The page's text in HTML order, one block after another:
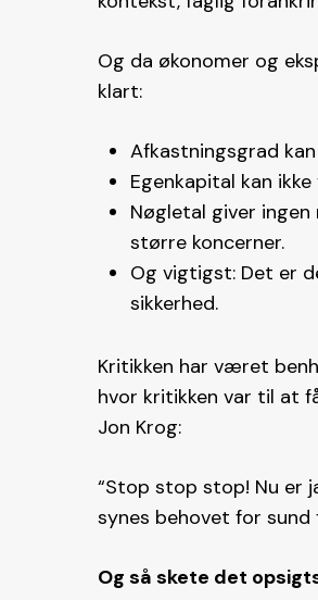
Og da økonomer og
klart:
Afkastningsgrad
Egenkapital kan
Nøgletal giver ingen
større koncerner.
Og vigtigst: Det er
sikkerhed.
Kritikken har været
hvor kritikken var til at
Jon Krog:
“Stop stop stop! Nu er
synes behovet for
Og så skete det